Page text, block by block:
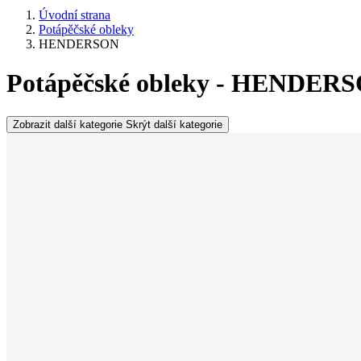
Úvodní strana
Potápěčské obleky
HENDERSON
Potápěčské obleky -
Zobrazit další kategorie Skrýt další kategorie